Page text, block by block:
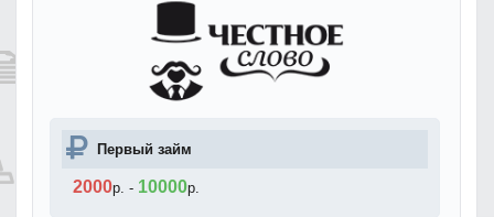
Первый займ
2000р. - 10000р.